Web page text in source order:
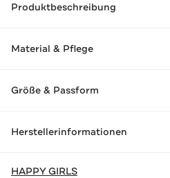
Produktbeschreibung
Material & Pflege
Größe & Passform
Herstellerinformationen
HAPPY GIRLS